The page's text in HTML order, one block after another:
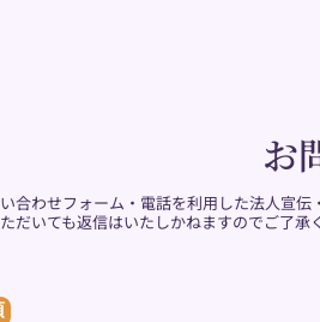
お
い合わせフォーム・電話を利用した法人宣
だいても返信はいたしかねますのでご了承